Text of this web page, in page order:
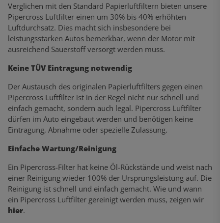
Verglichen mit den Standard Papierluftfiltern bieten unsere
Pipercross Luftfilter einen um 30% bis 40% erhöhten
Luftdurchsatz. Dies macht sich insbesondere bei
leistungsstarken Autos bemerkbar, wenn der Motor mit
ausreichend Sauerstoff versorgt werden muss.
Keine TÜV Eintragung notwendig
Der Austausch des originalen Papierluftfilters gegen einen
Pipercross Luftfilter ist in der Regel nicht nur schnell und
einfach gemacht, sondern auch legal. Pipercross Luftfilter
dürfen im Auto eingebaut werden und benötigen keine
Eintragung, Abnahme oder spezielle Zulassung.
Einfache Wartung/Reinigung
Ein Pipercross-Filter hat keine Öl-Rückstände und weist nach
einer Reinigung wieder 100% der Ursprungsleistung auf. Die
Reinigung ist schnell und einfach gemacht. Wie und wann
ein Pipercross Luftfilter gereinigt werden muss, zeigen wir
hier.